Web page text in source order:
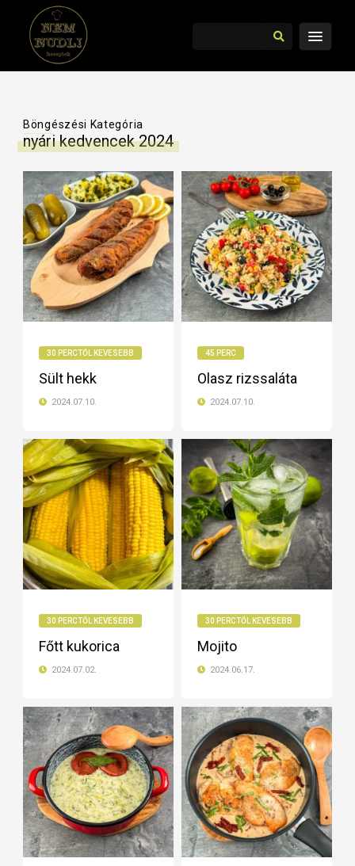
Böngészési Kategória
nyári kedvencek 2024
30 PERCTŐL KEVESEBB
Sült hekk
2024.07.10.
45 PERC
Olasz rizssaláta
2024.07.10.
30 PERCTŐL KEVESEBB
Főtt kukorica
2024.07.02.
30 PERCTŐL KEVESEBB
Mojito
2024.06.17.